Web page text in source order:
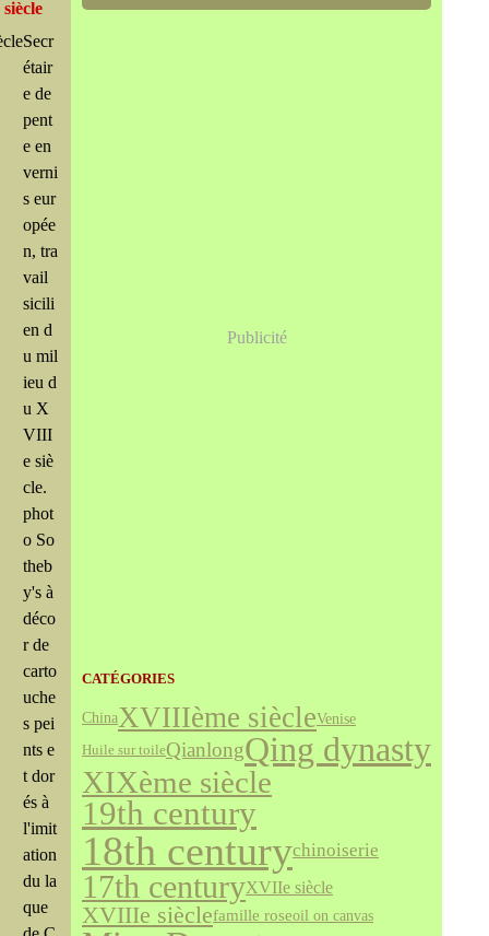
Secr
étair
e de
pent
e en
verni
s eur
opée
n, tra
vail
sicili
en d
u mil
ieu d
u X
VIII
e siè
cle.
phot
o So
theb
y's à
déco
r de
carto
uche
s pei
nts e
t dor
és à
l'imit
ation
du la
que
Publicité
CATÉGORIES
ChinaXVIIIème siècleVenise
Huile sur toileQianlongQing dynasty
XIXème siècle
19th century
18th centurychinoiserie
17th centuryXVIIe siècle
XVIIIe sièclefamille roseoil on canvas